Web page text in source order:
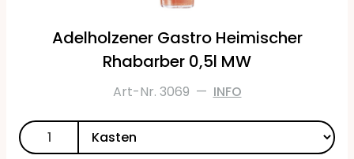
Adelholzener Gastro Heimischer
Rhabarber 0,5l MW
Art-Nr. 3069 — INFO